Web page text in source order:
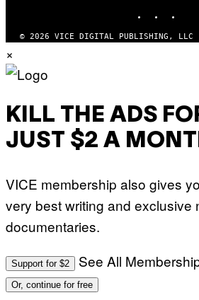
© 2026 VICE DIGITAL PUBLISHING, LLC
×
KILL THE ADS
JUST $2 A
VICE membership also gives
very best writing and exclusive
documentaries.
Support for $2 See All
Or, continue for free